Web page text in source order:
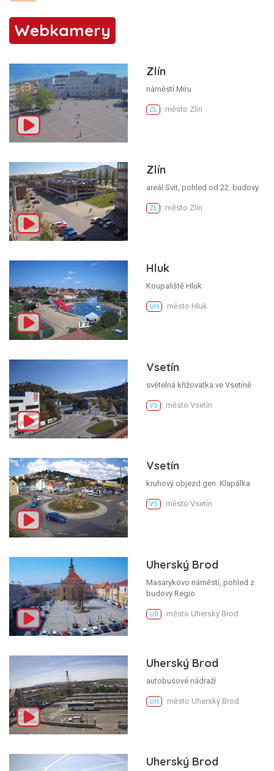
Webkamery
Zlín
náměstí Míru
ZL město Zlín
Zlín
areál Svit, pohled od 22. budovy
ZL město Zlín
Hluk
Koupaliště Hluk
UH město Hluk
Vsetín
světelná křižovatka ve Vsetíně
VS město Vsetín
Vsetín
kruhový objezd gen. Klapálka
VS město Vsetín
Uherský Brod
Masarykovo náměstí, pohled z
budovy Regio
UB město Uherský Brod
Uherský Brod
autobusové nádraží
UH město Uherský Brod
Uherský Brod